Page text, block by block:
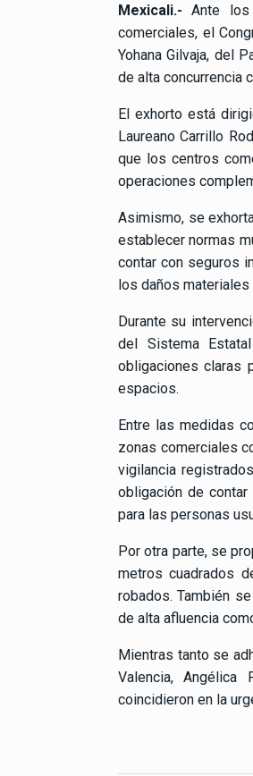
Mexicali.- Ante los
comerciales, el
Yohana Gilvaja, del
de alta concurrencia
El exhorto está
Laureano Carrillo
que los centros
operaciones
Asimismo, se
establecer normas
contar con seguros
los daños
Durante su
del Sistema
obligaciones claras
espacios.
Entre las medidas
zonas comerciales
vigilancia
obligación de
para las personas
Por otra parte, se
metros cuadrados
robados. También
de alta afluencia
Mientras tanto se
Valencia, Angélica
coincidieron en la